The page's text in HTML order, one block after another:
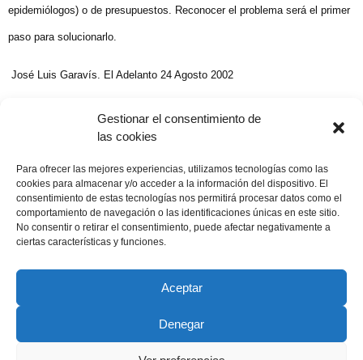
Gestionar el consentimiento de
las cookies
Para ofrecer las mejores experiencias, utilizamos tecnologías como las
cookies para almacenar y/o acceder a la información del dispositivo. El
consentimiento de estas tecnologías nos permitirá procesar datos como el
comportamiento de navegación o las identificaciones únicas en este sitio.
No consentir o retirar el consentimiento, puede afectar negativamente a
ciertas características y funciones.
Aceptar
Denegar
epidemiólogos) o de presupuestos. Reconocer el problema será el primer
paso para solucionarlo.
José Luis Garavís. El Adelanto 24 Agosto 2002
Compartir publicación
24 agosto, 2002
Copyright © 2022 ADSP Salamanca. Todos los derechos